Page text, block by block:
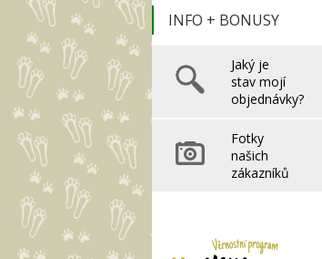
INFO + BONUSY
Jaký je
stav mojí
objednávky?
Fotky
našich
zákazníků